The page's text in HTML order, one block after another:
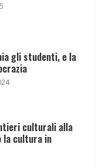
gli studenti, e la
culturali alla
la cultura in